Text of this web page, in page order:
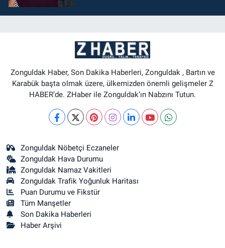
Zonguldak Haber, Son Dakika Haberleri, Zonguldak , Bartın ve
Karabük başta olmak üzere, ülkemizden önemli gelişmeler Z
HABER’de. ZHaber ile Zonguldak’ın Nabzını Tutun.
Zonguldak Nöbetçi Eczaneler
Zonguldak Hava Durumu
Zonguldak Namaz Vakitleri
Zonguldak Trafik Yoğunluk Haritası
Puan Durumu ve Fikstür
Tüm Manşetler
Son Dakika Haberleri
Haber Arşivi